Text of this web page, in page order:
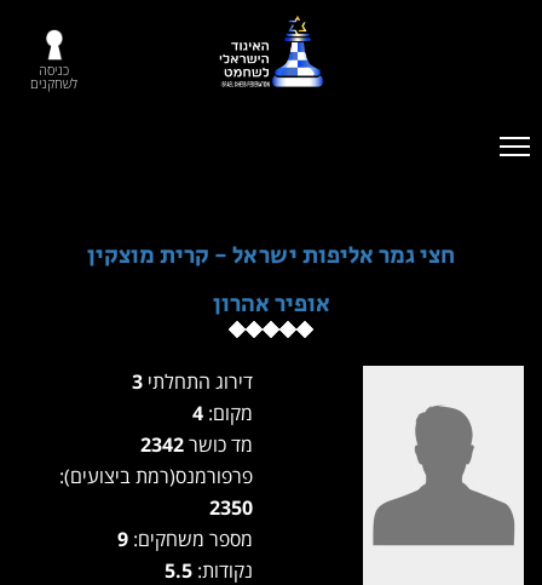
כניסה
לשחקנים
חצי גמר אליפות ישראל - קרית מוצקין
אופיר אהרון
דירוג התחלתי
מקום:
מד כושר
פרפורמנס(רמת ביצועים):
2350
מספר משחקים:
נקודות: 5.5